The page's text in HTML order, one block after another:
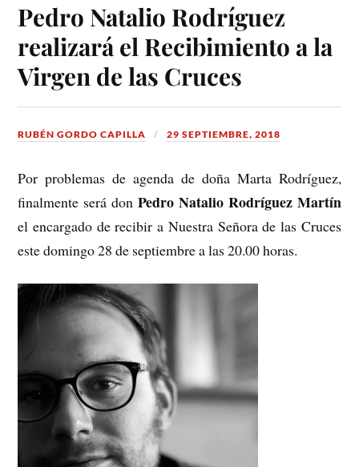
Pedro Natalio Rodríguez
realizará el Recibimiento a la
Virgen de las Cruces
RUBÉN GORDO CAPILLA 29 SEPTIEMBRE, 2018
Por problemas de agenda de doña Marta Rodríguez,
finalmente será don Pedro Natalio Rodríguez Martín
el encargado de recibir a Nuestra Señora de las Cruces
este domingo 28 de septiembre a las 20.00 horas.